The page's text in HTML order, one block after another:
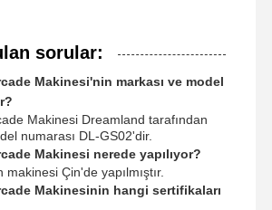
sorular:
Makinesi'nin markası ve model
Makinesi Dreamland tarafından
numarası DL-GS02'dir.
Makinesi nerede yapılıyor?
Çin'de yapılmıştır.
Makinesinin hangi sertifikaları